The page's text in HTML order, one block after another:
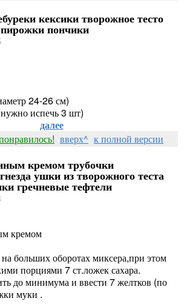
кексики творожное тесто
пончики
24-26 см)
испечь 3 шт)
далее
вверх^ к полной версии
кремом трубочки
ушки из творожного теста
гречневые тефтели
кремом
на больших оборотах миксера,при этом
порциями 7 ст.ложек сахара.
до минимума и ввести 7 желтков (по
муки .